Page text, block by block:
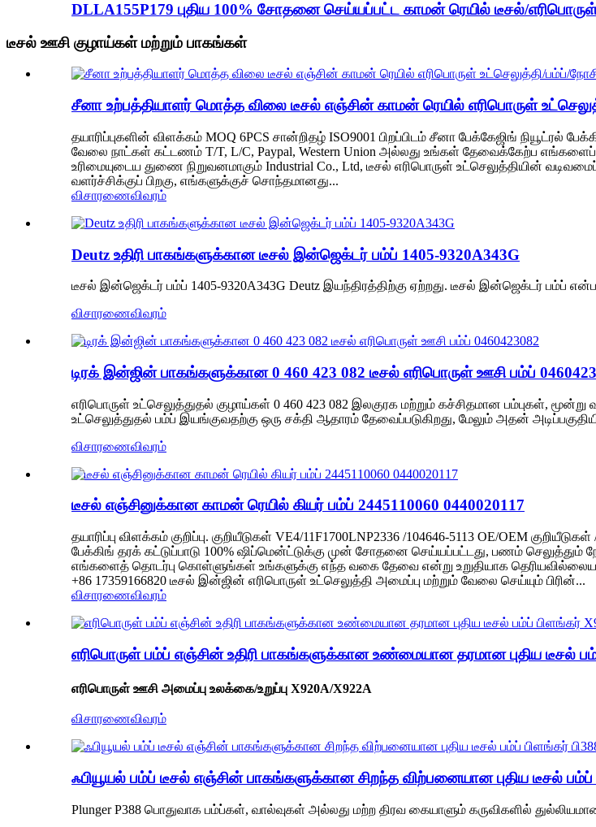
DLLA155P179 புதிய 100% சோதனை செய்யப்பட்ட காமன் ரெயில் டீசல்/
டீசல் ஊசி குழாய்கள் மற்றும் பாகங்கள்
சீனா உற்பத்தியாளர் மொத்த விலை டீசல் எஞ்சின் காமன் ரெயில் எரிபொருள்
தயாரிப்புகளின் விளக்கம் MOQ 6PCS சான்றிதழ் ISO9001 பிறப்பிடம் சீனா பேக்கேஜிங் நியூட்ரல்
வேலை நாட்கள் கட்டணம் T/T, L/C, Paypal, Western Union அல்லது உங்கள் தேவைக்கேற்ப எங்களைப்
உரிமையுடைய துணை நிறுவனமாகும் Industrial Co., Ltd, டீசல் எரிபொருள் உட்செலுத்தியின்
வளர்ச்சிக்குப் பிறகு, எங்களுக்குச் சொந்தமானது...
விசாரணைவிவரம்
Deutz உதிரி பாகங்களுக்கான டீசல் இன்ஜெக்டர் பம்ப் 1405-9320A343G
டீசல் இன்ஜெக்டர் பம்ப் 1405-9320A343G Deutz இயந்திரத்திற்கு ஏற்றது. டீசல் இன்ஜெக்டர் பம்ப்
விசாரணைவிவரம்
டிரக் இன்ஜின் பாகங்களுக்கான 0 460 423 082 டீசல் எரிபொருள் ஊசி பம்ப்
எரிபொருள் உட்செலுத்துதல் குழாய்கள் 0 460 423 082 இலகுரக மற்றும் கச்சிதமான பம்புகள்,
உட்செலுத்துதல் பம்ப் இயங்குவதற்கு ஒரு சக்தி ஆதாரம் தேவைப்படுகிறது, மேலும் அதன்
விசாரணைவிவரம்
டீசல் எஞ்சினுக்கான காமன் ரெயில் கியர் பம்ப் 2445110060 0440020117
தயாரிப்பு விளக்கம் குறிப்பு. குறியீடுகள் VE4/11F1700LNP2336 /104646-5113 OE/OEM
பேக்கிங் தரக் கட்டுப்பாடு 100% ஷிப்மென்ட்டுக்கு முன் சோதனை செய்யப்பட்டது, பணம்
எங்களைத் தொடர்பு கொள்ளுங்கள் உங்களுக்கு எந்த வகை தேவை என்று உறுதியாக
+86 17359166820 டீசல் இன்ஜின் எரிபொருள் உட்செலுத்தி அமைப்பு மற்றும் வேலை செய்யும் பிரின்...
விசாரணைவிவரம்
எரிபொருள் பம்ப் எஞ்சின் உதிரி பாகங்களுக்கான உண்மையான தரமான புதிய டீசல்
எரிபொருள் ஊசி அமைப்பு உலக்கை/உறுப்பு X920A/X922A
விசாரணைவிவரம்
ஃபியூயல் பம்ப் டீசல் எஞ்சின் பாகங்களுக்கான சிறந்த விற்பனையான புதிய டீசல் பம்ப்
Plunger P388 பொதுவாக பம்ப்கள், வால்வுகள் அல்லது மற்ற திரவ கையாளும் கருவிகளில்